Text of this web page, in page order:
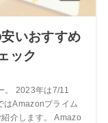
いおすすめ
ック
。 2023年は7/11
はAmazonプライム
介します。 Amazo